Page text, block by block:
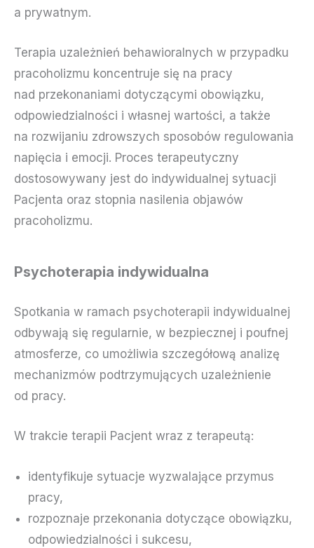
a prywatnym.
Terapia uzależnień behawioralnych w przypadku
pracoholizmu koncentruje się na pracy
nad przekonaniami dotyczącymi obowiązku,
odpowiedzialności i własnej wartości, a także
na rozwijaniu zdrowszych sposobów regulowania
napięcia i emocji. Proces terapeutyczny
dostosowywany jest do indywidualnej sytuacji
Pacjenta oraz stopnia nasilenia objawów
pracoholizmu.
Psychoterapia indywidualna
Spotkania w ramach psychoterapii indywidualnej
odbywają się regularnie, w bezpiecznej i poufnej
atmosferze, co umożliwia szczegółową analizę
mechanizmów podtrzymujących uzależnienie
od pracy.
W trakcie terapii Pacjent wraz z terapeutą:
identyfikuje sytuacje wyzwalające przymus
pracy,
rozpoznaje przekonania dotyczące obowiązku,
odpowiedzialności i sukcesu,